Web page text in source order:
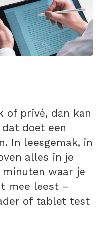
of privé, dan kan
doet een
In leesgemak, in
alles in je
waar je
mee leest –
of tablet test